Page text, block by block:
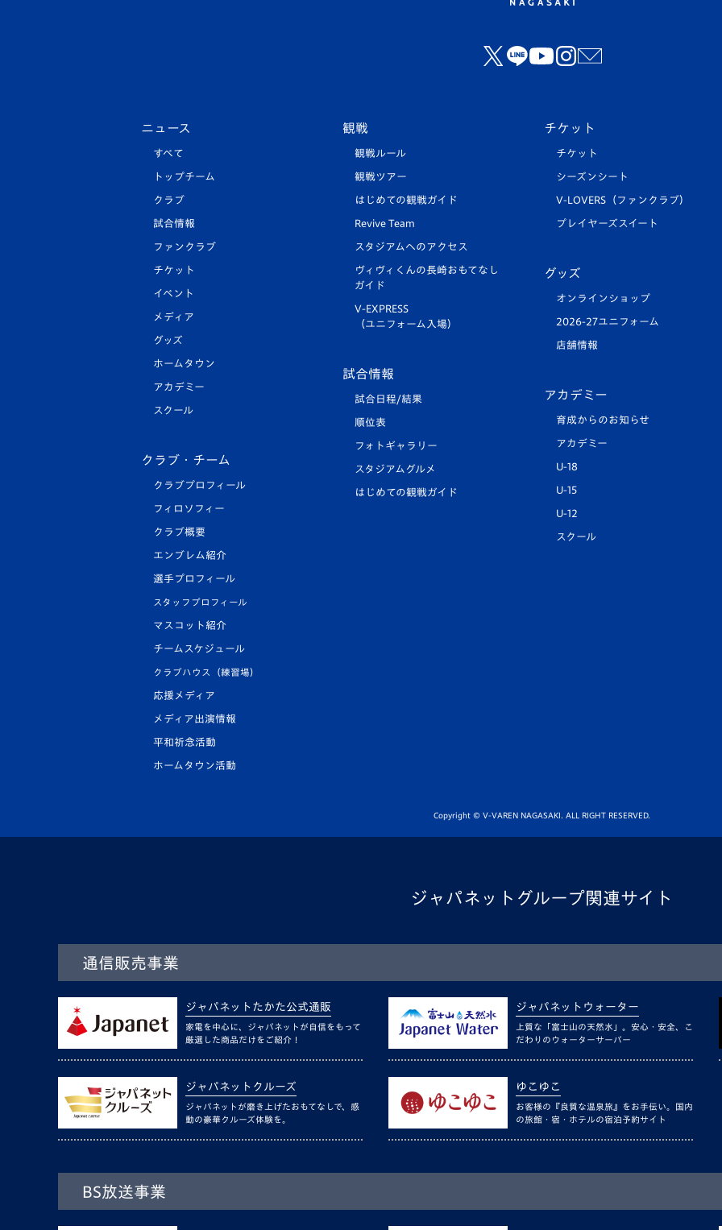
ニュース
すべて
トップチーム
クラブ
試合情報
ファンクラブ
チケット
イベント
メディア
グッズ
ホームタウン
アカデミー
スクール
クラブ・チーム
クラブプロフィール
フィロソフィー
クラブ概要
エンブレム紹介
選手プロフィール
スタッフプロフィール
マスコット紹介
チームスケジュール
クラブハウス（練習場）
応援メディア
メディア出演情報
平和祈念活動
ホームタウン活動
観戦
観戦ルール
観戦ツアー
はじめての観戦ガイド
Revive Team
スタジアムへのアクセス
ヴィヴィくんの長崎おもてなし
ガイド
V-EXPRESS
（ユニフォーム入場）
試合情報
試合日程/結果
順位表
フォトギャラリー
スタジアムグルメ
はじめての観戦ガイド
チケット
チケット
シーズンシート
V-LOVERS（ファンクラブ）
プレイヤーズスイート
グッズ
オンラインショップ
2026-27ユニフォーム
店舗情報
アカデミー
育成からのお知らせ
アカデミー
U-18
U-15
U-12
スクール
Copyright © V-VAREN NAGASAKI. ALL RIGHT RESERVED.
ジャパネットグループ関連サイト
通信販売事業
ジャパネットたかた公式通販
家電を中心に、ジャパネットが自信をもって
厳選した商品だけをご紹介！
ジャパネットウォーター
上質な「富士山の天然水」。安心・安全、こ
だわりのウォーターサーバー
ジャパネットクルーズ
ジャパネットが磨き上げたおもてなしで、感
動の豪華クルーズ体験を。
ゆこゆこ
お客様の『良質な温泉旅』をお手伝い。国内
の旅館・宿・ホテルの宿泊予約サイト
BS放送事業